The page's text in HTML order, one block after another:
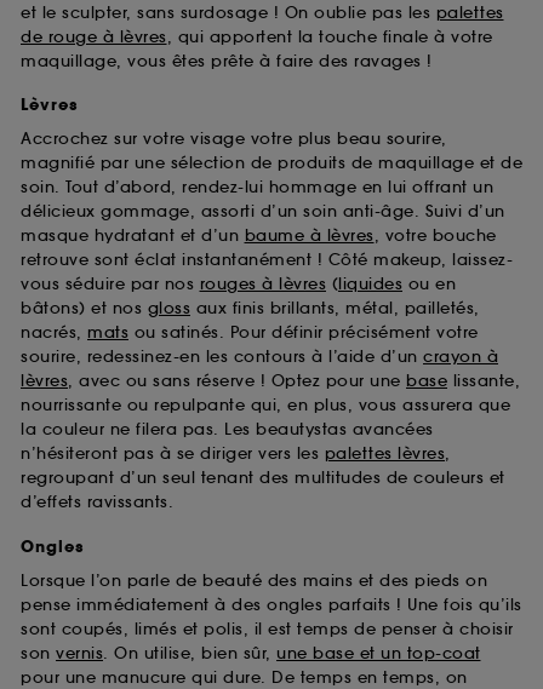
et le sculpter, sans surdosage ! On oublie pas les palettes
de rouge à lèvres, qui apportent la touche finale à votre
maquillage, vous êtes prête à faire des ravages !
Lèvres
Accrochez sur votre visage votre plus beau sourire,
magnifié par une sélection de produits de maquillage et de
soin. Tout d’abord, rendez-lui hommage en lui offrant un
délicieux gommage, assorti d’un soin anti-âge. Suivi d’un
masque hydratant et d’un baume à lèvres, votre bouche
retrouve sont éclat instantanément ! Côté makeup, laissez-
vous séduire par nos rouges à lèvres (liquides ou en
bâtons) et nos gloss aux finis brillants, métal, pailletés,
nacrés, mats ou satinés. Pour définir précisément votre
sourire, redessinez-en les contours à l’aide d’un crayon à
lèvres, avec ou sans réserve ! Optez pour une base lissante,
nourrissante ou repulpante qui, en plus, vous assurera que
la couleur ne filera pas. Les beautystas avancées
n’hésiteront pas à se diriger vers les palettes lèvres,
regroupant d’un seul tenant des multitudes de couleurs et
d’effets ravissants.
Ongles
Lorsque l’on parle de beauté des mains et des pieds on
pense immédiatement à des ongles parfaits ! Une fois qu’ils
sont coupés, limés et polis, il est temps de penser à choisir
son vernis. On utilise, bien sûr, une base et un top-coat
pour une manucure qui dure. De temps en temps, on